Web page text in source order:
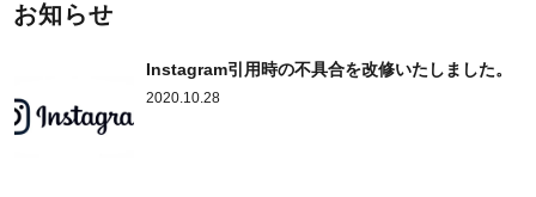
お知らせ
Instagram引用時の不具合を改修いたしました。
2020.10.28